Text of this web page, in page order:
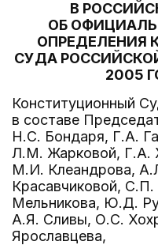
В
ОБ
ОПРЕДЕЛЕНИЯ
СУДА
2005
Конституционный
в составе
Н.С. Бондаря, Г.А.
Л.М. Жарковой, Г.А.
М.И. Клеандрова,
Красавчиковой,
Мельникова, Ю.Д.
А.Я. Сливы, О.С.
Ярославцева,